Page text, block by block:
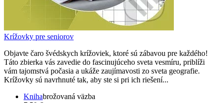
Krížovky pre seniorov
Objavte čaro švédskych krížoviek, ktoré sú zábavou pre každého!
Táto zbierka vás zavedie do fascinujúceho sveta vesmíru, priblíži
vám tajomstvá počasia a ukáže zaujímavosti zo sveta geografie.
Krížovky sú navrhnuté tak, aby ste si pri ich riešení...
Knihabrožovaná väzba